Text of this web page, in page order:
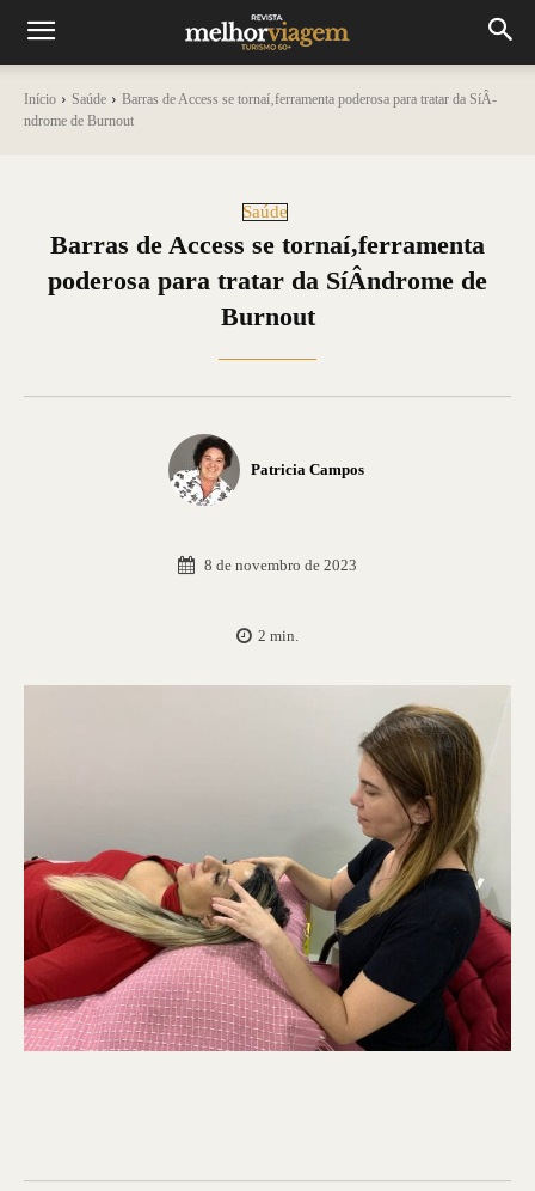
Início Saúde
Barras de Access se tornaí‚ferramenta poderosa para tratar da Sí­Â­
ndrome de Burnout
Saúde
Barras de Access se tornaí‚ferramenta
poderosa para tratar da Sí­Â­ndrome de
Burnout
Patricia Campos
8 de novembro de 2023
2 min.